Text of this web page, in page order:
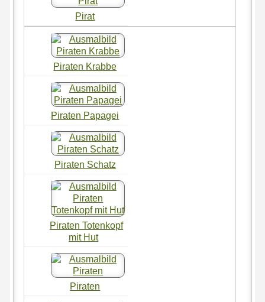
Pirat
Piraten Krabbe
Piraten Papagei
Piraten Schatz
Piraten Totenkopf
mit Hut
Piraten